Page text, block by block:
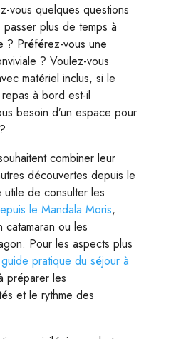
vous quelques questions
plus de temps à
? Préférez-vous une
? Voulez-vous
matériel inclus, si le
à bord est-il
besoin d’un espace pour
combiner leur
découvertes depuis le
de consulter les
le Mandala Moris,
catamaran ou les
Pour les aspects plus
guide pratique du séjour à
préparer les
et le rythme des